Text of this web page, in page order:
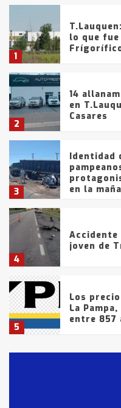
1
lo que
2
14
en
Casares
3
Identidad
en la
4
Accidente
joven de
5
Los
La
entre 857